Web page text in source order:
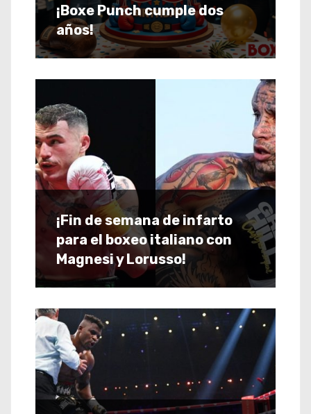
¡Boxe Punch cumple dos
años!
¡Fin de semana de infarto
para el boxeo italiano con
Magnesi y Lorusso!